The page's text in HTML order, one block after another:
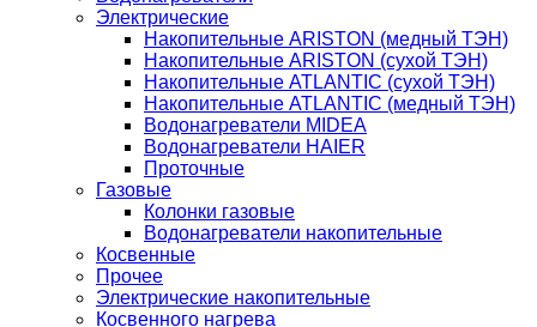
Электрические
Накопительные ARISTON (медный ТЭН)
Накопительные ARISTON (сухой ТЭН)
Накопительные ATLANTIC (сухой ТЭН)
Накопительные ATLANTIC (медный ТЭН)
Водонагреватели MIDEA
Водонагреватели HAIER
Проточные
Газовые
Колонки газовые
Водонагреватели накопительные
Косвенные
Прочее
Электрические накопительные
Косвенного нагрева